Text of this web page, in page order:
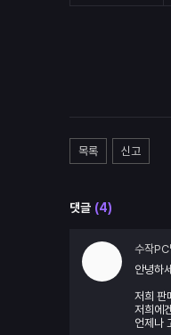
목록 신고
댓글 (4)
수작PC
안녕하
저희 판
저희에
언제나